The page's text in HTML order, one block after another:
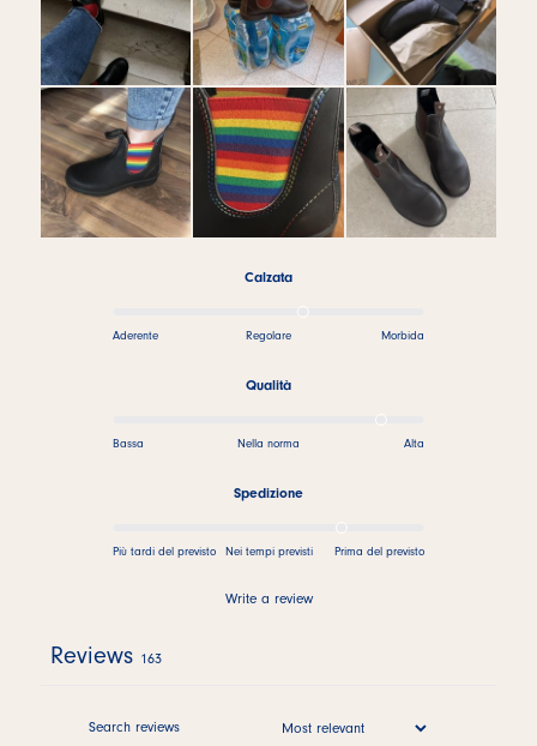
Calzata
Aderente Regolare Morbida
Qualità
Bassa Nella norma Alta
Spedizione
Più tardi del previsto Nei tempi previsti Prima del previsto
Write a review
Reviews 163